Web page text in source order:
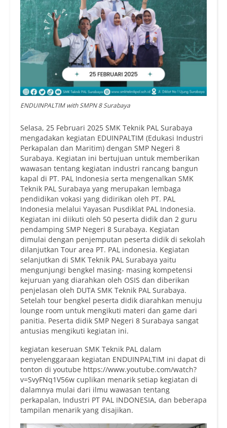
ENDUINPALTIM with SMPN 8 Surabaya
Selasa, 25 Februari 2025 SMK Teknik PAL Surabaya
mengadakan kegiatan EDUINPALTIM (Edukasi Industri
Perkapalan dan Maritim) dengan SMP Negeri 8
Surabaya. Kegiatan ini bertujuan untuk memberikan
wawasan tentang kegiatan industri rancang bangun
kapal di PT. PAL Indonesia serta mengenalkan SMK
Teknik PAL Surabaya yang merupakan lembaga
pendidikan vokasi yang didirikan oleh PT. PAL
Indonesia melalui Yayasan Pusdiklat PAL Indonesia.
Kegiatan ini diikuti oleh 50 peserta didik dan 2 guru
pendamping SMP Negeri 8 Surabaya. Kegiatan
dimulai dengan penjemputan peserta didik di sekolah
dilanjutkan Tour area PT. PAL indonesia. Kegiatan
selanjutkan di SMK Teknik PAL Surabaya yaitu
mengunjungi bengkel masing- masing kompetensi
kejuruan yang diarahkan oleh OSIS dan diberikan
penjelasan oleh DUTA SMK Teknik PAL Surabaya.
Setelah tour bengkel peserta didik diarahkan menuju
lounge room untuk mengikuti materi dan game dari
panitia. Peserta didik SMP Negeri 8 Surabaya sangat
antusias mengikuti kegiatan ini.
kegiatan keseruan SMK Teknik PAL dalam
penyelenggaraan kegiatan ENDUINPALTIM ini dapat di
tonton di youtube https://www.youtube.com/watch?
v=SvyFNq1V56w cuplikan menarik setiap kegiatan di
dalamnya mulai dari ilmu wawasan tentang
perkapalan, Industri PT PAL INDONESIA, dan beberapa
tampilan menarik yang disajikan.